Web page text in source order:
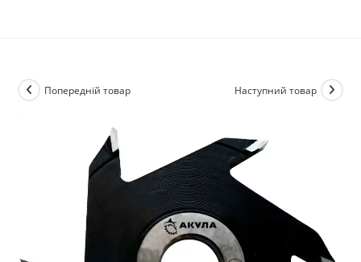
Попередній товар Наступний товар